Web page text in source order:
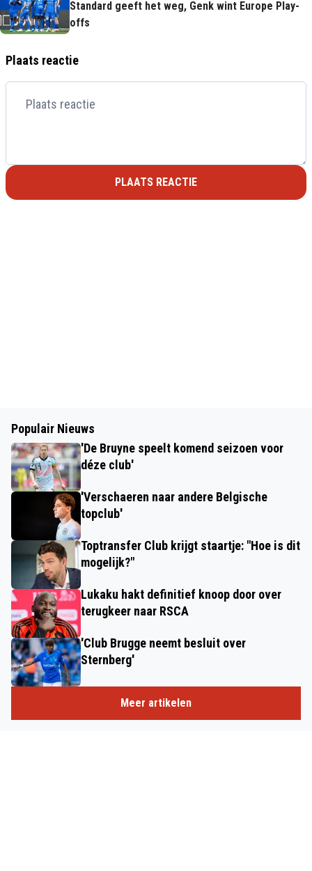
Standard geeft het weg, Genk wint Europe Play-
offs
Plaats reactie
PLAATS REACTIE
Populair Nieuws
'De Bruyne speelt komend seizoen voor
déze club'
'Verschaeren naar andere Belgische
topclub'
Toptransfer Club krijgt staartje: "Hoe is dit
mogelijk?"
Lukaku hakt definitief knoop door over
terugkeer naar RSCA
'Club Brugge neemt besluit over
Sternberg'
Meer artikelen